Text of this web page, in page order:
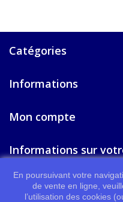
Catégories
Informations
Mon compte
Informations sur
En poursuivant votre
de vente en ligne,
l’utilisation des cookies